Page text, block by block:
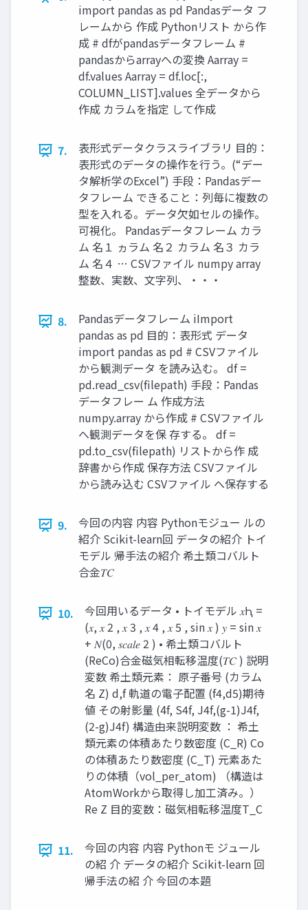
import pandas as pd Pandasデータ フ
レームから 作成 Pythonリスト から作
成 # dfがpandasデータフレーム #
pandasからarrayへの変換 Aarray =
df.values Aarray = df.loc[:,
COLUMN_LIST].values 全データから
作成 カラムを指定 して作成
7.
表形式データクラスライブラリ 目的：
表形式のデータの操作を行う。(“デー
タ解析学のExcel”) 手段：Pandasデー
タフレーム できること：列毎に複数の
型を入れる。データ欠如セルの操作。
可視化。 Pandasデータフレーム カラ
ム 名１ ヵラム 名２ カラム 名３ カラ
ム 名４ … CSVファイル numpy array
整数、実数、文字列、・・・
8.
Pandasデータフレーム iImport
pandas as pd 目的：表形式 データ
import pandas as pd # CSVファイル
から観測データ を読み込む。 df =
pd.read_csv(filepath) 手段：Pandas
データフレー ム 作成方法
numpy.array から作成 # CSVファイル
へ観測データを保 存する。 df =
pd.to_csv(filepath) リストから作 成
辞書から作成 保存方法 CSVファイル
から読み込む CSVファイル へ保存する
9.
今回の内容 内容 Pythonモジュー ルの
紹介 Scikit-learn回 データの紹介 トイ
モデル 帰手法の紹介 希土類コバルト
合金𝑇𝐶
10.
今回用いるデータ • トイモデル 𝑥Ԧ =
(𝑥, 𝑥 2 , 𝑥 3 , 𝑥 4 , 𝑥 5 , sin 𝑥 ) 𝑦 = sin 𝑥
+ 𝑁(0, 𝑠𝑐𝑎𝑙𝑒 2 ) • 希土類コバルト
(ReCo)合金磁気相転移温度(𝑇𝐶 ) 説明
変数 希土類元素： 原子番号 (カラム
名 Z) d,f 軌道の電子配置 (f4,d5)期待
値 その射影量 (4f, S4f, J4f,(g-1)J4f,
(2-g)J4f) 構造由来説明変数 ： 希土
類元素の体積あたり数密度 (C_R) Co
の体積あたり数密度 (C_T) 元素あた
りの体積（vol_per_atom) （構造は
AtomWorkから取得し加工済み。）
Re Z 目的変数：磁気相転移温度T_C
11.
今回の内容 内容 Pythonモ ジュール
の紹 介 データの紹介 Scikit-learn 回
帰手法の紹 介 今回の本題